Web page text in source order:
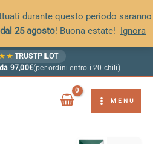
durante questo periodo saranno
25 agosto! Buona estate! Ignora
★ TRUSTPILOT
97,00€(per ordini entro i 20 chili)
MENU